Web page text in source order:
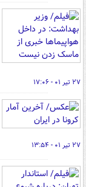
۲۷ تیر ۰۱ - ۱۷:۰۶
۲۷ تیر ۰۱ - ۱۳:۵۴